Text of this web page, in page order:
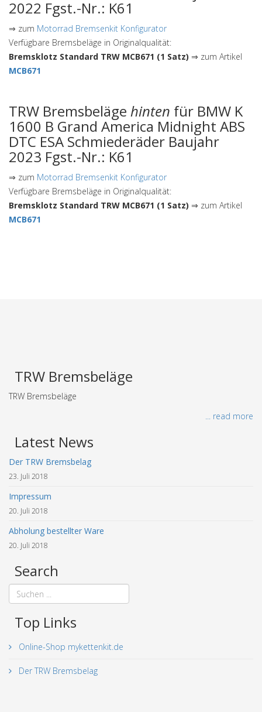
2022 Fgst.-Nr.: K61
⇒ zum Motorrad Bremsenkit Konfigurator
Verfügbare Bremsbeläge in Originalqualität:
Bremsklotz Standard TRW MCB671 (1 Satz) ⇒ zum Artikel
MCB671
TRW Bremsbeläge hinten für BMW K
1600 B Grand America Midnight ABS
DTC ESA Schmiederäder Baujahr
2023 Fgst.-Nr.: K61
⇒ zum Motorrad Bremsenkit Konfigurator
Verfügbare Bremsbeläge in Originalqualität:
Bremsklotz Standard TRW MCB671 (1 Satz) ⇒ zum Artikel
MCB671
TRW Bremsbeläge
TRW Bremsbeläge
... read more
Latest News
Der TRW Bremsbelag
23. Juli 2018
Impressum
20. Juli 2018
Abholung bestellter Ware
20. Juli 2018
Search
Top Links
Online-Shop mykettenkit.de
Der TRW Bremsbelag